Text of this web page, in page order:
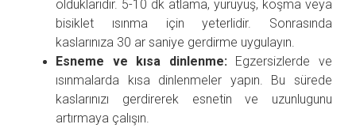
olduklarıdır. 5-10 dk atlama, yürüyüş, koşma veya
bisiklet ısınma için yeterlidir. Sonrasında
kaslarınıza 30 ar saniye gerdirme uygulayın.
Esneme ve kısa dinlenme: Egzersizlerde ve
ısınmalarda kısa dinlenmeler yapın. Bu sürede
kaslarınızı gerdirerek esnetin ve uzunlugunu
artırmaya çalışın.